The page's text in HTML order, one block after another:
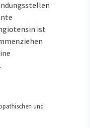
ist
und